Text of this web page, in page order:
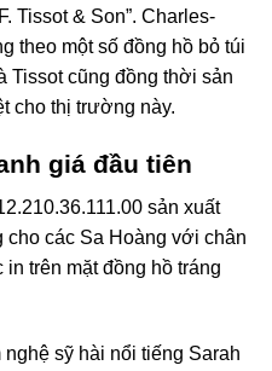
Tissot & Son”. Charles-
theo một số đồng hồ bỏ túi
cũng đồng thời sản
cho thị trường này.
giá đầu tiên
sản xuất
cho các Sa Hoàng với chân
trên mặt đồng hồ tráng
sỹ hài nổi tiếng Sarah